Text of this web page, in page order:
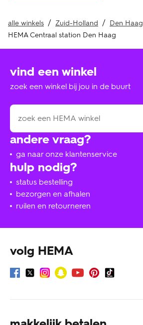
alle winkels Zuid-Holland
Den Haag
HEMA Centraal station Den Haag
hulp nodig?
status bestelling
bezorgen en afhalen
ruilen en retourneren
andere vraag?
ga naar onze klantenservice
vind een winkel
zoek een winkel bij jou in de buurt
volg HEMA